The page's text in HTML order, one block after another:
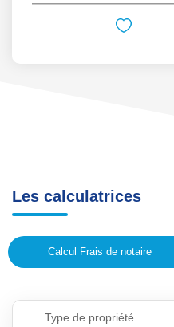
Les calculatrices
Calcul Frais de notaire